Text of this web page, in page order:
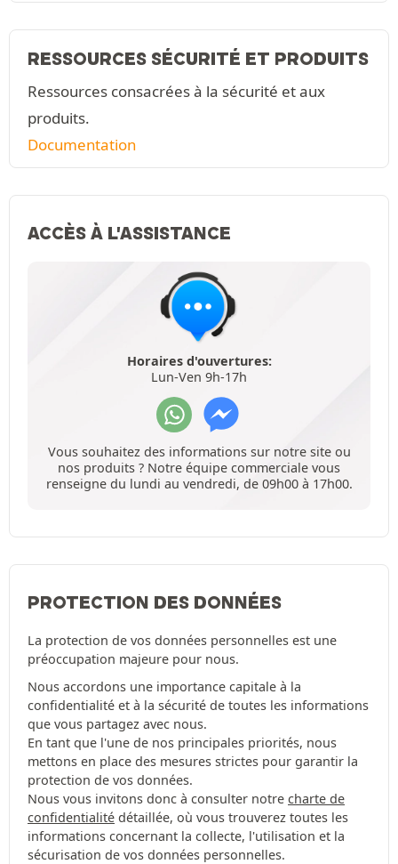
RESSOURCES SÉCURITÉ ET PRODUITS
Ressources consacrées à la sécurité et aux
produits.
Documentation
ACCÈS À L'ASSISTANCE
Horaires d'ouvertures:
Lun-Ven 9h-17h
Vous souhaitez des informations sur notre site ou
nos produits ? Notre équipe commerciale vous
renseigne du lundi au vendredi, de 09h00 à 17h00.
PROTECTION DES DONNÉES
La protection de vos données personnelles est une
préoccupation majeure pour nous.
Nous accordons une importance capitale à la
confidentialité et à la sécurité de toutes les informations
que vous partagez avec nous.
En tant que l'une de nos principales priorités, nous
mettons en place des mesures strictes pour garantir la
protection de vos données.
Nous vous invitons donc à consulter notre charte de
confidentialité détaillée, où vous trouverez toutes les
informations concernant la collecte, l'utilisation et la
sécurisation de vos données personnelles.